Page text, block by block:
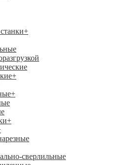
+
+
+
+
сверлильные